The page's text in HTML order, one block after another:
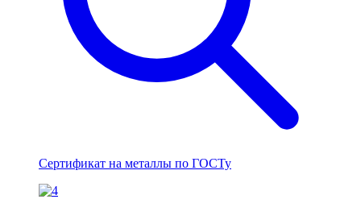
Сертификат на металлы по ГОСТу